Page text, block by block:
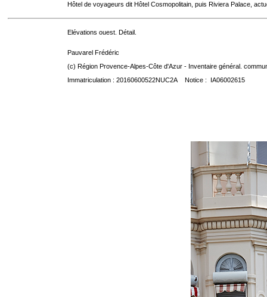
Hôtel de voyageurs dit Hôtel Cosmopolitain, puis Riviera Palace,
Elévations ouest. Détail.
Pauvarel Frédéric
(c) Région Provence-Alpes-Côte d'Azur - Inventaire général.
Immatriculation : 20160600522NUC2A Notice : IA06002615